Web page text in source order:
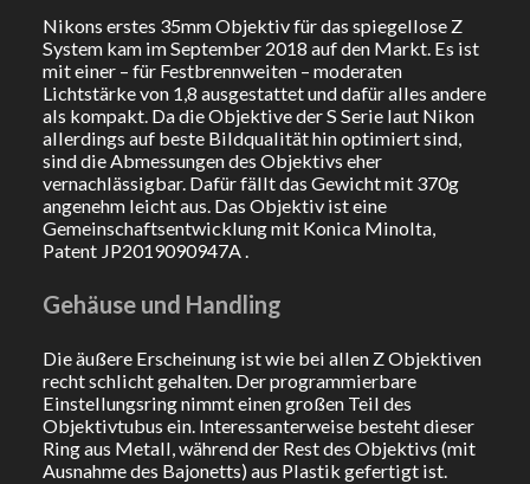
Nikons erstes 35mm Objektiv für das spiegellose Z
System kam im September 2018 auf den Markt. Es ist
mit einer – für Festbrennweiten – moderaten
Lichtstärke von 1,8 ausgestattet und dafür alles andere
als kompakt. Da die Objektive der S Serie laut Nikon
allerdings auf beste Bildqualität hin optimiert sind,
sind die Abmessungen des Objektivs eher
vernachlässigbar. Dafür fällt das Gewicht mit 370g
angenehm leicht aus. Das Objektiv ist eine
Gemeinschaftsentwicklung mit Konica Minolta,
Patent JP2019090947A .
Gehäuse und Handling
Die äußere Erscheinung ist wie bei allen Z Objektiven
recht schlicht gehalten. Der programmierbare
Einstellungsring nimmt einen großen Teil des
Objektivtubus ein. Interessanterweise besteht dieser
Ring aus Metall, während der Rest des Objektivs (mit
Ausnahme des Bajonetts) aus Plastik gefertigt ist.